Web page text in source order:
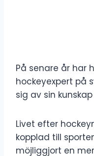
På senare år har
hockeyexpert på
sig av sin
Livet efter
kopplad till
möjliggjort en